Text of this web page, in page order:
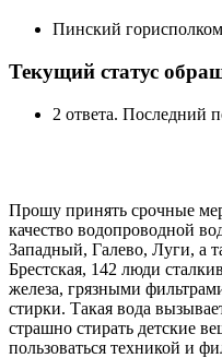
Пинский горисполком
Текущий статус
2 ответа. Последний
Прошу принять срочные
качество водопроводной
Западный, Галево, Луги, а
Брестская, 142 люди
железа, грязными
стирки. Такая вода
страшно стирать детские
пользоваться техникой и